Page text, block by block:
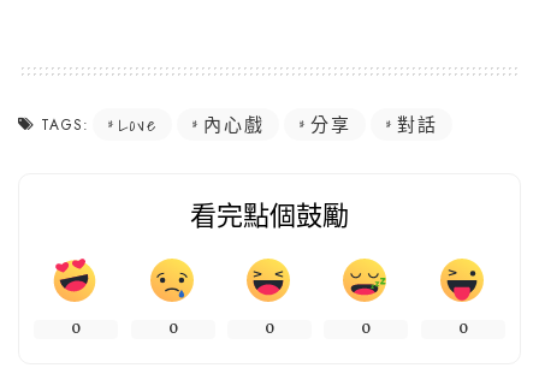
TAGS: Love 內心戲 分享 對話
看完點個鼓勵
0 0 0 0 0